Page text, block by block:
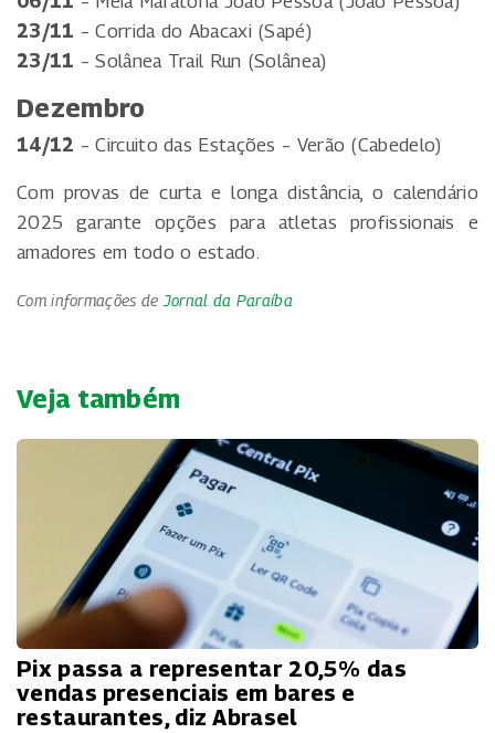
23/11 – Corrida do Abacaxi (Sapé)
23/11 – Solânea Trail Run (Solânea)
Dezembro
14/12 – Circuito das Estações – Verão (Cabedelo)
Com provas de curta e longa distância, o calendário
2025 garante opções para atletas profissionais e
amadores em todo o estado.
Com informações de Jornal da Paraíba
Veja também
Pix passa a representar 20,5% das
vendas presenciais em bares e
restaurantes, diz Abrasel